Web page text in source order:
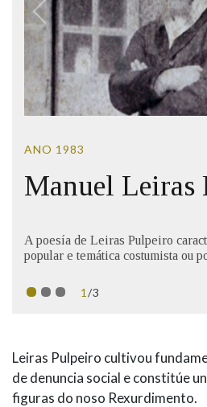
CASA-
BAZÁN
60
Facebook
TwitterYoutubeInstagram
Bluesky
ANO 1983
Manuel Leiras
A poesía de Leiras Pulpeiro
popular e temática costumista ou
1 /3
BIOGRAFÍA
Leiras Pulpeiro cultivou
de denuncia social e constitúe
figuras do noso Rexurdimento.